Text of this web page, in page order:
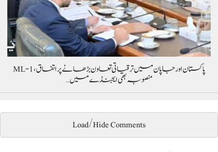
پاکستان اور جاپان میں ترقیاتی تعاون بڑھانے پر اتفاق، ML-1
منصوبہ بھی ایجنڈے میں…
Load/Hide Comments